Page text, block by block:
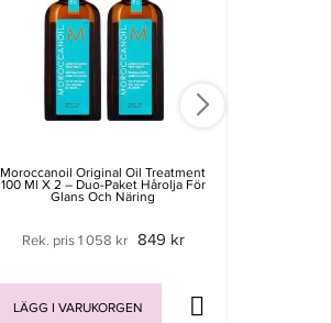
Moroccanoil Original Oil Treatment
100 Ml X 2 – Duo-Paket Hårolja För
Glans Och Näring
Rek. pris 1 058 kr 849 kr
LÄGG I VARUKORGEN